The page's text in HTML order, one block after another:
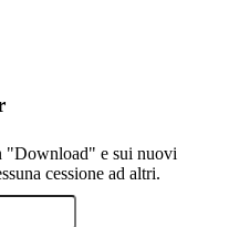
"Download" e sui nuovi
cessione ad altri.